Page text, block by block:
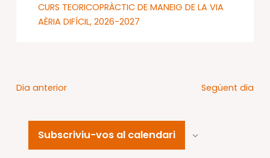
CURS TEORICOPRÀCTIC DE MANEIG DE LA VIA
AÈRIA DIFÍCIL, 2026-2027
Dia anterior Següent dia
Subscriviu-vos al calendari